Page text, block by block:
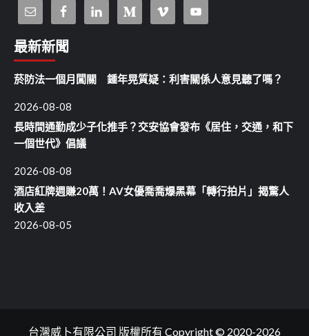
最新新聞
菸防法一個月闖關 鍾年晃質疑：利害關係人意見聽了嗎？
2026-08-08
長時間通勤成少子化推手？交安協會發布《居住，交通，和下
一個世代》倡議
2026-08-08
酒店紅牌週賺20萬！AV女優喬喬爆黑幕「轉行拍片」揭驚人
收入差
2026-08-05
台灣威卜有限公司 版權所有 Copyright © 2020-2026